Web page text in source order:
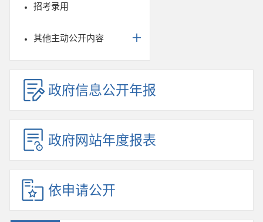
招考录用
其他主动公开内容
政府信息公开年报
政府网站年度报表
依申请公开